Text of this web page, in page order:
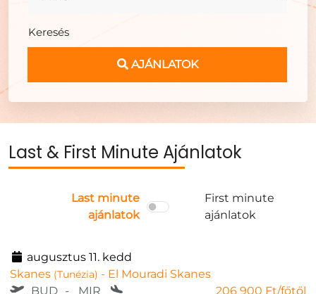
Keresés
AJÁNLATOK
Last & First Minute Ajánlatok
Last minute
ajánlatok
First minute
ajánlatok
augusztus 11. kedd
Skanes (Tunézia) - El Mouradi Skanes
BUD - MIR 206 900 Ft/főtől